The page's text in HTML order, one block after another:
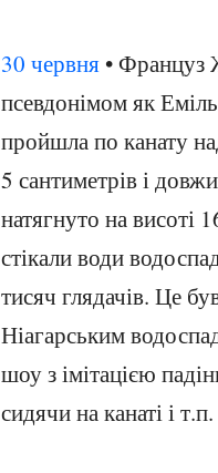
30 червня • Француз
псевдонімом як
пройшла по канату
5 сантиметрів і
натягнуто на висоті
стікали води
тисяч глядачів. Це
Ніагарським
шоу з імітацією
сидячи на канаті і т.п.